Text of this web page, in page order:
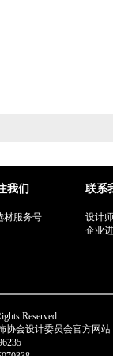
我们
材服务号
联系
设计
企业
Reserved
协会设计委员会官方网站